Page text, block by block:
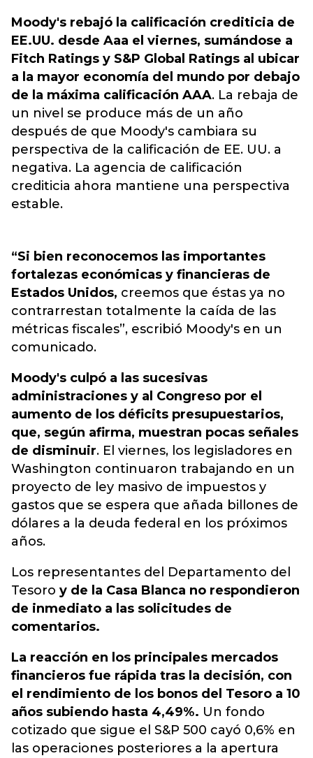
Moody's rebajó la calificación crediticia de
EE.UU. desde Aaa el viernes, sumándose a
Fitch Ratings y S&P Global Ratings al ubicar
a la mayor economía del mundo por debajo
de la máxima calificación AAA. La rebaja de
un nivel se produce más de un año
después de que Moody's cambiara su
perspectiva de la calificación de EE. UU. a
negativa. La agencia de calificación
crediticia ahora mantiene una perspectiva
estable.
“Si bien reconocemos las importantes
fortalezas económicas y financieras de
Estados Unidos, creemos que éstas ya no
contrarrestan totalmente la caída de las
métricas fiscales”, escribió Moody's en un
comunicado.
Moody's culpó a las sucesivas
administraciones y al Congreso por el
aumento de los déficits presupuestarios,
que, según afirma, muestran pocas señales
de disminuir. El viernes, los legisladores en
Washington continuaron trabajando en un
proyecto de ley masivo de impuestos y
gastos que se espera que añada billones de
dólares a la deuda federal en los próximos
años.
Los representantes del Departamento del
Tesoro y de la Casa Blanca no respondieron
de inmediato a las solicitudes de
comentarios.
La reacción en los principales mercados
financieros fue rápida tras la decisión, con
el rendimiento de los bonos del Tesoro a 10
años subiendo hasta 4,49%. Un fondo
cotizado que sigue el S&P 500 cayó 0,6% en
las operaciones posteriores a la apertura